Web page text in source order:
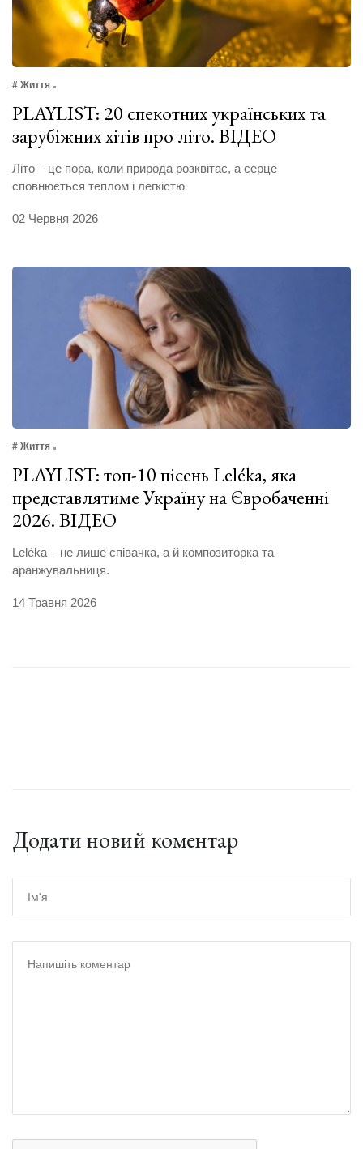
# Життя
PLAYLIST: 20 спекотних українських та
зарубіжних хітів про літо. ВІДЕО
Літо – це пора, коли природа розквітає, а серце
сповнюється теплом і легкістю
02 Червня 2026
# Життя
PLAYLIST: топ-10 пісень Leléka, яка
представлятиме Україну на Євробаченні
2026. ВІДЕО
Leléka – не лише співачка, а й композиторка та
аранжувальниця.
14 Травня 2026
Додати новий коментар